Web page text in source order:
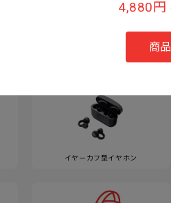
カ
イヤーカフ型イヤホン
4,880
商